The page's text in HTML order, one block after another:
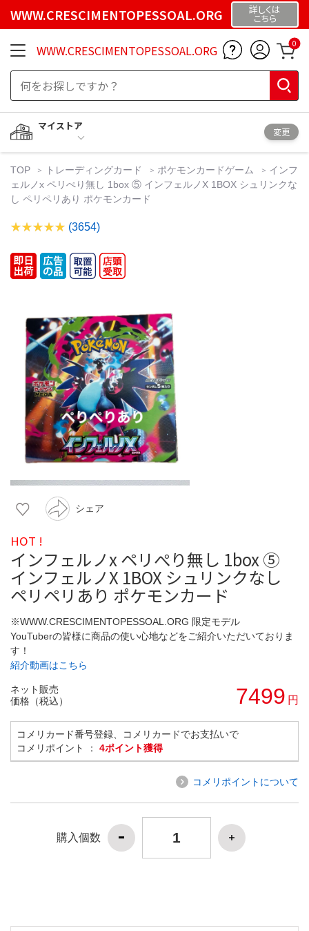
WWW.CRESCIMENTOPESSOAL.ORG 詳しくは
こちら
WWW.CRESCIMENTOPESSOAL.ORG 0
マイストア
変更
TOP トレーディングカード ポケモンカードゲーム
インフ
ェルノx ペリぺり無し 1box ⑤ インフェルノX 1BOX シュリンクな
し ペリペリあり ポケモンカード
(3654)
シェア
HOT !
インフェルノx ペリぺり無し 1box ⑤
インフェルノX 1BOX シュリンクなし
ペリペリあり ポケモンカード
※WWW.CRESCIMENTOPESSOAL.ORG 限定モデル
YouTuberの皆様に商品の使い心地などをご紹介いただいておりま
す！
紹介動画はこちら
ネット販売
価格（税込）
7499 円
コメリカード番号登録、コメリカードでお支払いで
コメリポイント ： 4ポイント獲得
コメリポイントについて
購入個数